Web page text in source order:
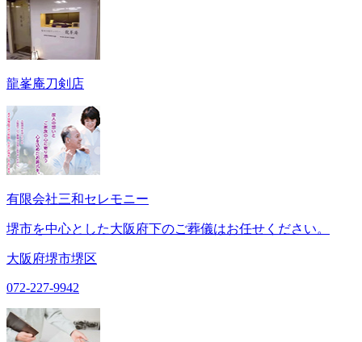
龍峯庵刀剣店
有限会社三和セレモニー
堺市を中心とした大阪府下のご葬儀はお任せください。
大阪府堺市堺区
072-227-9942